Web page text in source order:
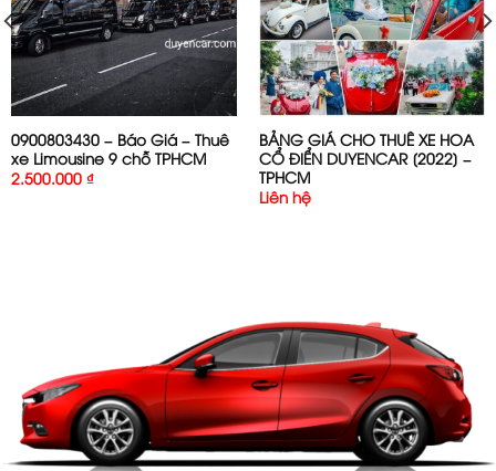
0900803430 – Báo Giá – Thuê
xe Limousine 9 chỗ TPHCM
2.500.000 ₫
BẢNG GIÁ CHO THUÊ XE HOA
CỔ ĐIỂN DUYENCAR [2022] –
TPHCM
Liên hệ